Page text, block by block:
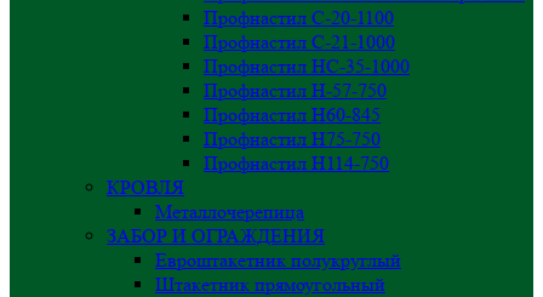
Профнастил С-20-1100
Профнастил С-21-1000
Профнастил НС-35-1000
Профнастил H-57-750
Профнастил Н60-845
Профнастил Н75-750
Профнастил Н114-750
КРОВЛЯ
Металлочерепица
ЗАБОР И ОГРАЖДЕНИЯ
Евроштакетник полукруглый
Штакетник прямоугольный